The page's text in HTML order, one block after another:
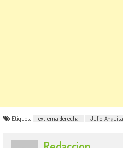
Etiqueta extrema derecha Julio Anguita